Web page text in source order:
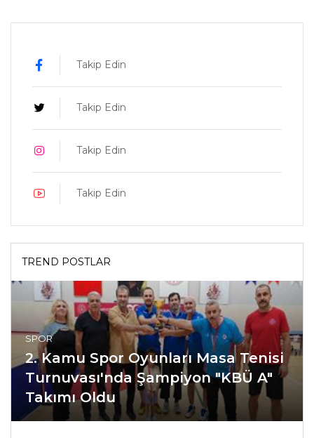
Takip Edin
Takip Edin
Takip Edin
Takip Edin
TREND POSTLAR
SPOR
2. Kamu Spor Oyunları Masa Tenisi
Turnuvası'nda Şampiyon "KBÜ A"
Takımı Oldu